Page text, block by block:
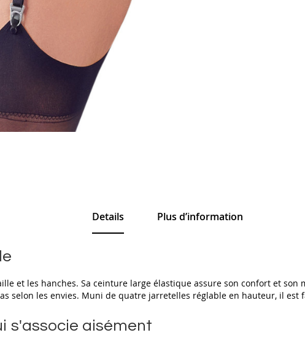
Details
et les hanches. Sa ceinture large élastique assure son confort et
selon les envies. Muni de quatre jarretelles réglable en hauteur, il
s'associe aisément
Plus d’information